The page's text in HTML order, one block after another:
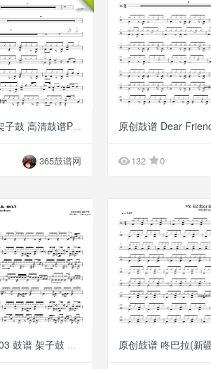
G8
365鼓谱网 132 0
G8